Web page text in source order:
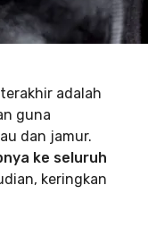
adalah
guna
dan jamur.
ke seluruh
keringkan